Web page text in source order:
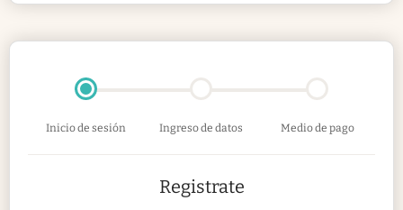
Inicio de sesión Ingreso de datos Medio de pago
Registrate